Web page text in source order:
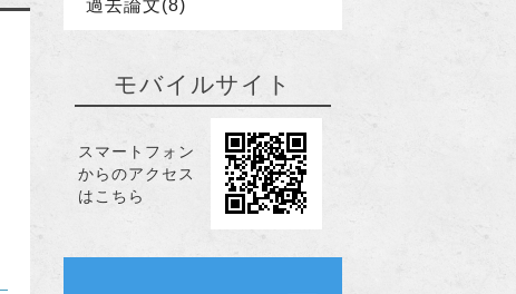
過去論文(8)
モバイルサイト
スマートフォン
からのアクセス
はこちら